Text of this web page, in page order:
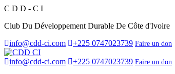
C D D - C I
Club Du Développement Durable De Côte d'Ivoire
info@cdd-ci.com
+225 0747023739 Faire un don
info@cdd-ci.com +225 0747023739 Faire un don